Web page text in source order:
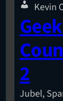
Kevin
2
Jubel,